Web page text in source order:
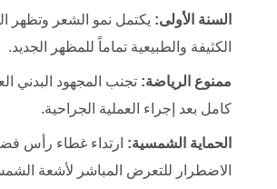
السنة الأولى: يكتمل نمو الشعر وتظهر
الكثيفة والطبيعية تماماً للمظهر الجديد.
ممنوع الرياضة: تجنب المجهود البدني
كامل بعد إجراء العملية الجراحية.
الحماية الشمسية: ارتداء غطاء رأس
الاضطرار للتعرض المباشر لأشعة